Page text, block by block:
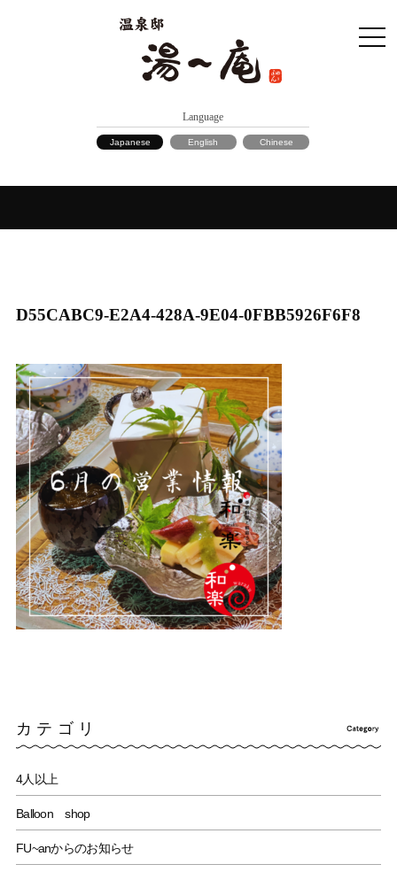
Language
Japanese English Chinese
D55CABC9-E2A4-428A-9E04-0FBB5926F6F8
カテゴリ
4人以上
Balloon shop
FU~anからのお知らせ